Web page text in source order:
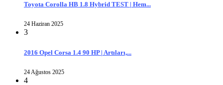
Toyota Corolla HB 1.8 Hybrid TEST | Hem...
24 Haziran 2025
3
2016 Opel Corsa 1.4 90 HP | Artıları,...
24 Ağustos 2025
4